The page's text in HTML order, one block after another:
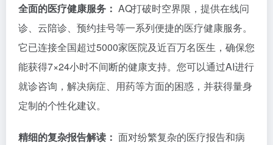
全面的医疗健康服务： AQ打破时空界限，提供在线问
诊、云陪诊、预约挂号等一系列便捷的医疗健康服务。
它已连接全国超过5000家医院及近百万名医生，确保您
能获得7×24小时不间断的健康支持。您可以通过AI进行
就诊咨询，解决病症、用药等方面的困惑，并获得量身
定制的个性化建议。
精细的复杂报告解读： 面对纷繁复杂的医疗报告和病